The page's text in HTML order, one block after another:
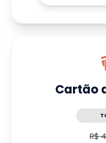
Cartão
R$